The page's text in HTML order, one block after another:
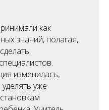
как
знаний, полагая,
изменилась,
уже